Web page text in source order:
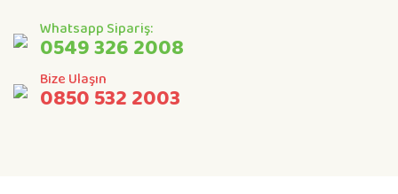
Whatsapp Sipariş:
0549 326 2008
Bize Ulaşın
0850 532 2003